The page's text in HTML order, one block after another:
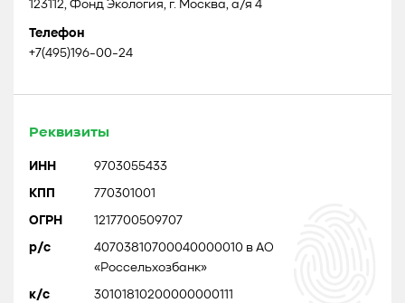
123112, Фонд Экология, г. Москва, а/я 4
Телефон
+7(495)196-00-24
Реквизиты
ИНН 9703055433
КПП 770301001
ОГРН 1217700509707
р/с
40703810700040000010 в АО
«Россельхозбанк»
к/с 30101810200000000111